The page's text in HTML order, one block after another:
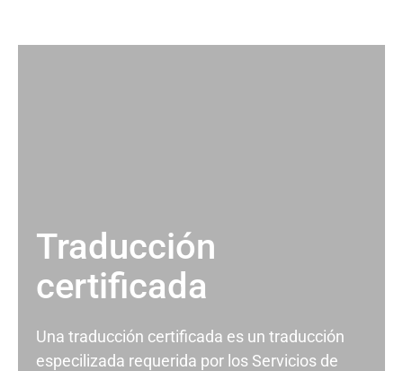
Traducción
certificada
Una traducción certificada es un traducción
especilizada requerida por los Servicios de